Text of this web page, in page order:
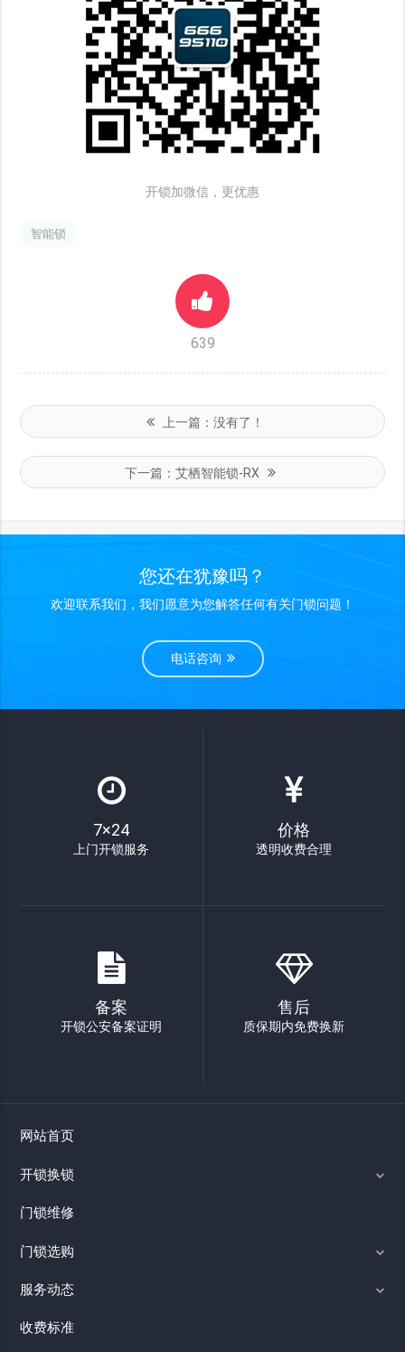
开锁加微信，更优惠
智能锁
639
上一篇： 没有了！
下一篇： 艾栖智能锁-RX
您还在犹豫吗？
欢迎联系我们，我们愿意为您解答任何有关门锁问题！
电话咨询
7×24
上门开锁服务
价格
透明收费合理
备案
开锁公安备案证明
售后
质保期内免费换新
网站首页
开锁换锁
门锁维修
门锁选购
服务动态
收费标准